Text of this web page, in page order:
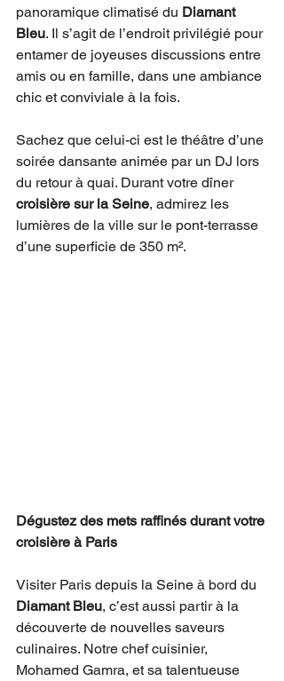
panoramique climatisé du Diamant
Bleu. Il s’agit de l’endroit privilégié pour
entamer de joyeuses discussions entre
amis ou en famille, dans une ambiance
chic et conviviale à la fois.
Sachez que celui-ci est le théâtre d’une
soirée dansante animée par un DJ lors
du retour à quai. Durant votre dîner
croisière sur la Seine, admirez les
lumières de la ville sur le pont-terrasse
d’une superficie de 350 m².
Dégustez des mets raffinés durant votre
croisière à Paris
Visiter Paris depuis la Seine à bord du
Diamant Bleu, c’est aussi partir à la
découverte de nouvelles saveurs
culinaires. Notre chef cuisinier,
Mohamed Gamra, et sa talentueuse